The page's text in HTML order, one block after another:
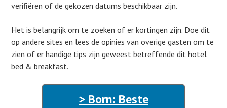
verifiëren of de gekozen datums beschikbaar zijn.
Het is belangrijk om te zoeken of er kortingen zijn. Doe dit
op andere sites en lees de opinies van overige gasten om te
zien of er handige tips zijn geweest betreffende dit hotel
bed & breakfast.
> Born: Beste